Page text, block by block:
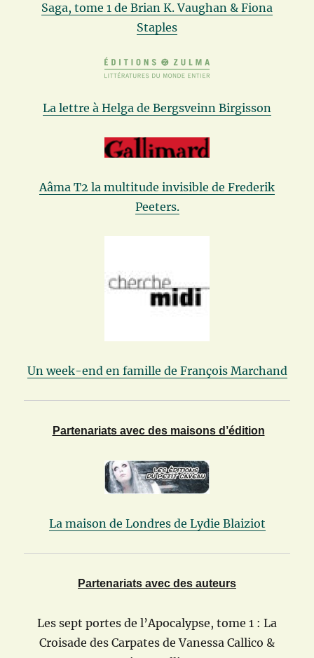
Saga, tome 1 de Brian K. Vaughan & Fiona
Staples
La lettre à Helga de Bergsveinn Birgisson
Aâma T2 la multitude invisible de Frederik
Peeters.
Un week-end en famille de François Marchand
Partenariats avec des maisons d’édition
La maison de Londres de Lydie Blaiziot
Partenariats avec des auteurs
Les sept portes de l’Apocalypse, tome 1 : La
Croisade des Carpates de Vanessa Callico &